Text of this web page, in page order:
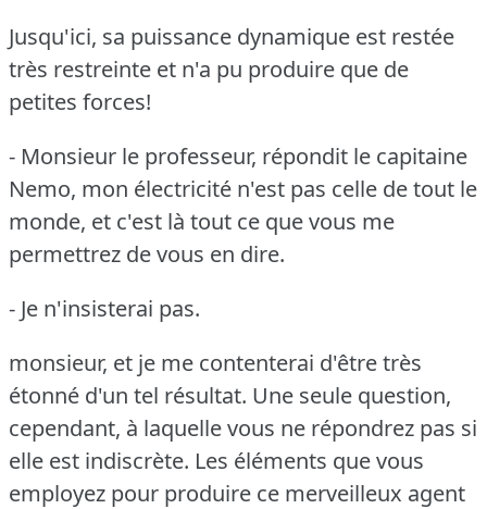
Jusqu'ici, sa puissance dynamique est restée
très restreinte et n'a pu produire que de
petites forces!
- Monsieur le professeur, répondit le capitaine
Nemo, mon électricité n'est pas celle de tout le
monde, et c'est là tout ce que vous me
permettrez de vous en dire.
- Je n'insisterai pas.
monsieur, et je me contenterai d'être très
étonné d'un tel résultat. Une seule question,
cependant, à laquelle vous ne répondrez pas si
elle est indiscrète. Les éléments que vous
employez pour produire ce merveilleux agent